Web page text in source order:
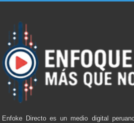
Enfoke Directo es un medio digital